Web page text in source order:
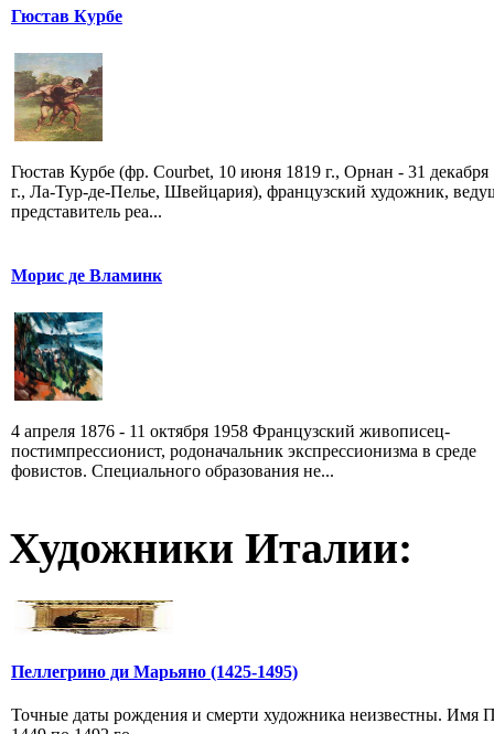
Гюстав Курбе
Гюстав Курбе (фр. Courbet, 10 июня 1819 г., Орнан - 31 декабря
г., Ла-Тур-де-Пелье, Швейцария), французский художник,
представитель реа...
Морис де Вламинк
4 апреля 1876 - 11 октября 1958 Французский живописец-
постимпрессионист, родоначальник экспрессионизма в среде
фовистов. Специального образования не...
Художники Италии:
Пеллегрино ди Марьяно (1425-1495)
Точные даты рождения и смерти художника неизвестны. Имя